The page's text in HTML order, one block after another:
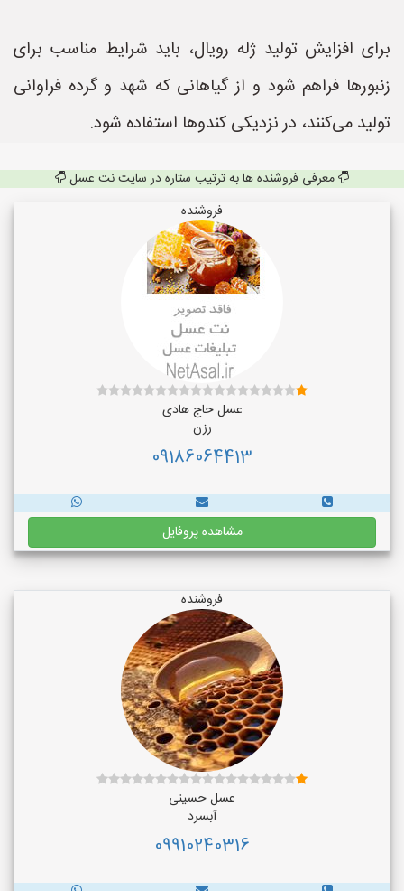
برای افزایش تولید ژله رویال، باید شرایط مناسب برای
زنبورها فراهم شود و از گیاهانی که شهد و گرده فراوانی
تولید می‌کنند، در نزدیکی کندوها استفاده شود.
معرفی فروشنده ها به ترتیب ستاره در سایت نت عسل
فروشنده
عسل حاج هادی
رزن
09186064413
مشاهده پروفایل
فروشنده
عسل حسینی
آبسرد
09910240316